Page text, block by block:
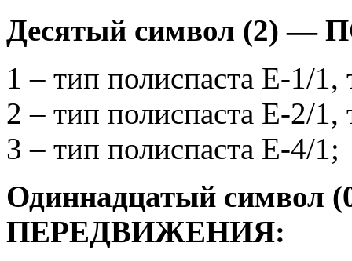
Десятый символ (2)
1 – тип полиспаста Е-1/
2 – тип полиспаста Е-2/
3 – тип полиспаста Е-4/1;
Одиннадцатый
ПЕРЕДВИЖЕНИЯ: